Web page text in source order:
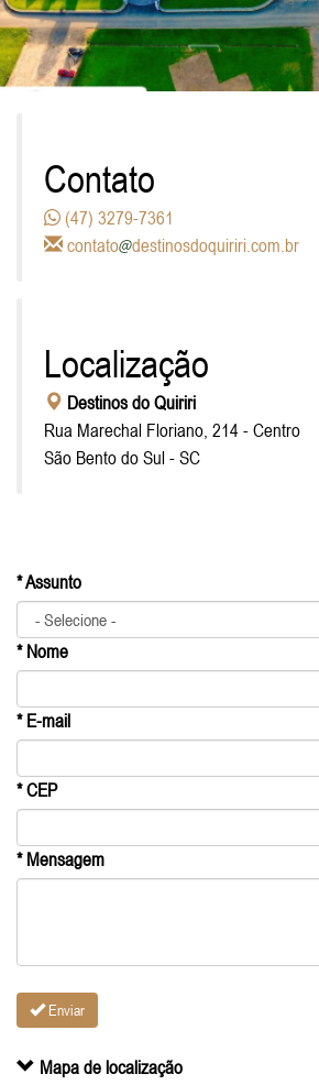
Contato
(47) 3279-7361
contato destinosdoquiriri.com.br
Localização
Destinos do Quiriri
Rua Marechal Floriano, 214 - Centro
São Bento do Sul - SC
* Assunto
* Nome
* E-mail
* CEP
* Mensagem
Enviar
Mapa de localização